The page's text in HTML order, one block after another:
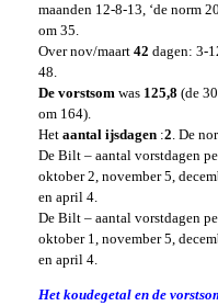
maanden 12-8-13, ‘de norm
om 35.
Over nov/maart 42 dagen: 3-
48.
De vorstsom was 125,8 (de
om 164).
Het aantal ijsdagen :2. De
De Bilt – aantal vorstdagen
oktober 2, november 5,
en april 4.
De Bilt – aantal vorstdagen
oktober 1, november 5,
en april 4.
Het koudegetal en de